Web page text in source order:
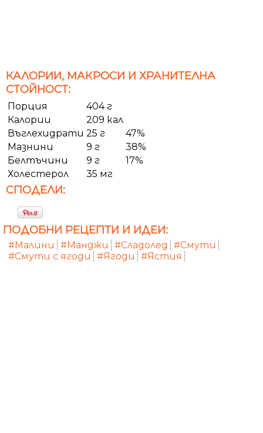
КАЛОРИИ, МАКРОСИ И ХРАНИТЕЛНА
СТОЙНОСТ:
Порция
404 г
Калории
209 кал
Въглехидрати 25 г
47%
Мазнини
9 г
38%
Белтъчини
9 г
17%
Холестерол
35 мг
СПОДЕЛИ:
ПОДОБНИ РЕЦЕПТИ И ИДЕИ:
#Малини #Манджи #Сладолед
#Смути
#Смути с ягоди
#Ягоди #Ястия